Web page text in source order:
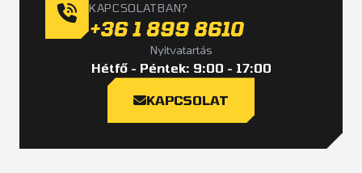
KAPCSOLATBAN?
+36 1 899 8610
Nyitvatartás
Hétfő - Péntek: 9:00 - 17:00
KAPCSOLAT